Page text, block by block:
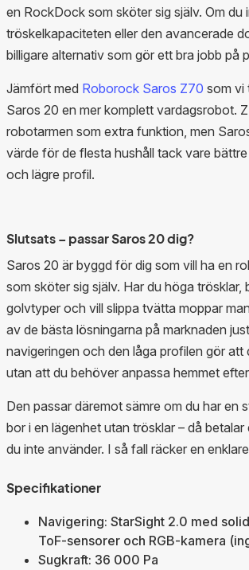
en RockDock som sköter sig själv. Om du
tröskelkapaciteten eller den avancerade
billigare alternativ som gör ett bra jobb på
Jämfört med Roborock Saros Z70 som vi
Saros 20 en mer komplett vardagsrobot.
robotarmen som extra funktion, men
värde för de flesta hushåll tack vare
och lägre profil.
Slutsats – passar Saros 20 dig?
Saros 20 är byggd för dig som vill ha en
som sköter sig själv. Har du höga trösklar,
golvtyper och vill slippa tvätta moppar
av de bästa lösningarna på marknaden
navigeringen och den låga profilen gör att
utan att du behöver anpassa hemmet
Den passar däremot sämre om du har en
bor i en lägenhet utan trösklar – då
du inte använder. I så fall räcker en
Specifikationer
Navigering: StarSight 2.0 med
ToF-sensorer och RGB-kamera
Sugkraft: 36 000 Pa